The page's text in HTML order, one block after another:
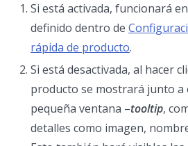
Si está activada, funcionará
definido dentro de
rápida de producto.
Si está desactivada, al hacer
producto se mostrará junto a
pequeña ventana –tooltip,
detalles como imagen,